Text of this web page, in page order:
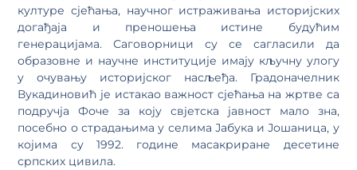
културе сјећања, научног истраживања историјских
догађаја и преношења истине будућим
генерацијама. Саговорници су се сагласили да
образовне и научне институције имају кључну улогу
у очувању историјског насљеђа. Градоначелник
Вукадиновић је истакао важност сјећања на жртве са
подручја Фоче за коју свјетска јавност мало зна,
посебно о страдањима у селима Јабука и Јошаница, у
којима су 1992. године масакриране десетине
српских цивила.